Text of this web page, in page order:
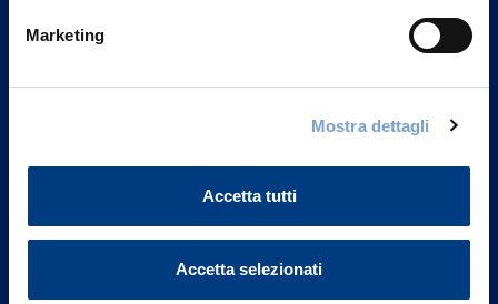
Marketing
Mostra dettagli
Accetta tutti
Accetta selezionati